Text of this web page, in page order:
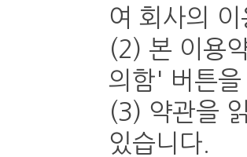
여 회사의
(2) 본 이용
의함' 버튼을
(3) 약관을
있습니다.